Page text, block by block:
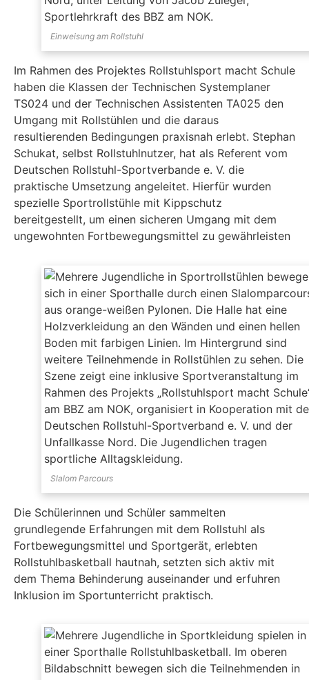
Einweisung am Rollstuhl
Im Rahmen des Projektes Rollstuhlsport macht Schule
haben die Klassen der Technischen Systemplaner
TS024 und der Technischen Assistenten TA025 den
Umgang mit Rollstühlen und die daraus
resultierenden Bedingungen praxisnah erlebt. Stephan
Schukat, selbst Rollstuhlnutzer, hat als Referent vom
Deutschen Rollstuhl-Sportverbande e. V. die
praktische Umsetzung angeleitet. Hierfür wurden
spezielle Sportrollstühle mit Kippschutz
bereitgestellt, um einen sicheren Umgang mit dem
ungewohnten Fortbewegungsmittel zu gewährleisten
Slalom Parcours
Die Schülerinnen und Schüler sammelten
grundlegende Erfahrungen mit dem Rollstuhl als
Fortbewegungsmittel und Sportgerät, erlebten
Rollstuhlbasketball hautnah, setzten sich aktiv mit
dem Thema Behinderung auseinander und erfuhren
Inklusion im Sportunterricht praktisch.